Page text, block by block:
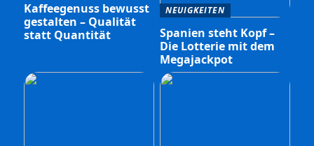
Kaffeegenuss bewusst
gestalten – Qualität
statt Quantität
NEUIGKEITEN
Spanien steht Kopf –
Die Lotterie mit dem
Megajackpot